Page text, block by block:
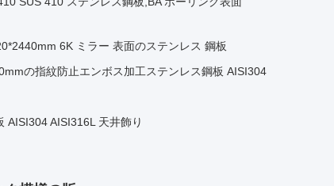
6K ミラー 表面のステンレス 鋼板
の指紋防止エンボス加工ステンレス鋼板 AISI304
AISI304 AISI316L 天井飾り